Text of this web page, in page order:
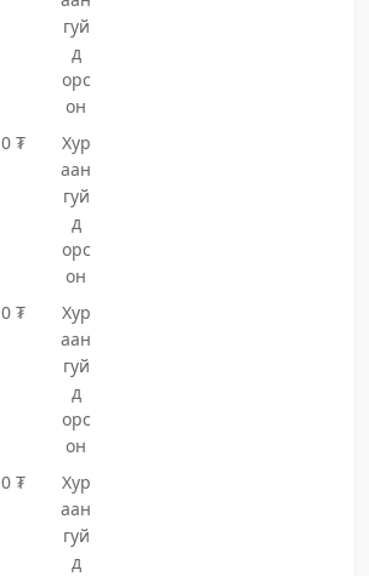
гуй
д
орс
он
0 ₮
Хур
аан
гуй
д
орс
он
0 ₮
Хур
аан
гуй
д
орс
он
0 ₮
Хур
аан
гуй
д